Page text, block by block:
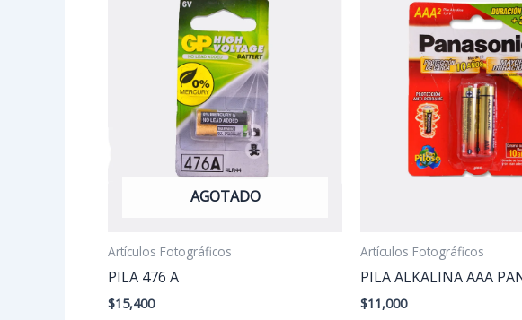
AGOTADO
Artículos Fotográficos
PILA 476 A
$15,400
Artículos Fotográficos
PILA ALKALINA AAA
$11,000